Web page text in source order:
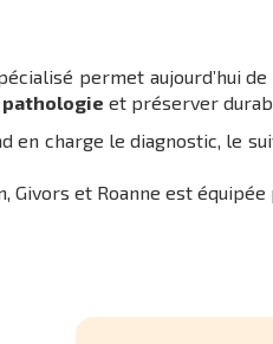
permet aujourd’hui
pathologie et préserver
en charge le diagnostic, le
Givors et Roanne est